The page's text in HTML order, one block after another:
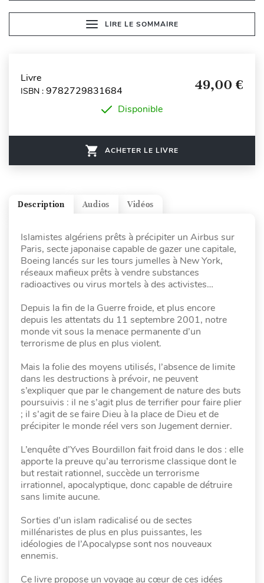
LIRE LE SOMMAIRE
Livre
ISBN : 9782729831684 49,00 €
Disponible
ACHETER LE LIVRE
Vidéos
Audios
Description
Islamistes algériens prêts à précipiter un Airbus sur
Paris, secte japonaise capable de gazer une capitale,
Boeing lancés sur les tours jumelles à New York,
réseaux mafieux prêts à vendre substances
radioactives ou virus mortels à des activistes…
Depuis la fin de la Guerre froide, et plus encore
depuis les attentats du 11 septembre 2001, notre
monde vit sous la menace permanente d’un
terrorisme de plus en plus violent.
Mais la folie des moyens utilisés, l’absence de limite
dans les destructions à prévoir, ne peuvent
s’expliquer que par le changement de nature des buts
poursuivis : il ne s’agit plus de terrifier pour faire plier
; il s’agit de se faire Dieu à la place de Dieu et de
précipiter le monde réel vers son Jugement dernier.
L’enquête d’Yves Bourdillon fait froid dans le dos : elle
apporte la preuve qu’au terrorisme classique dont le
but restait rationnel, succède un terrorisme
irrationnel, apocalyptique, donc capable de détruire
sans limite aucune.
Sorties d’un islam radicalisé ou de sectes
millénaristes de plus en plus puissantes, les
idéologies de l’Apocalypse sont nos nouveaux
ennemis.
Ce livre propose un voyage au cœur de ces idées